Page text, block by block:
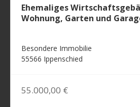
Ehemaliges
Wohnung, Garten und
Besondere Immobilie
55566 Ippenschied
55.000,00 €